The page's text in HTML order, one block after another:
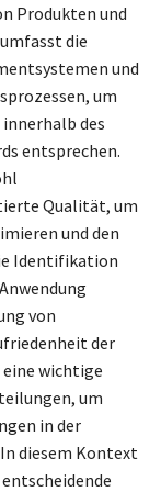
Produkten und
die
und
um
des
entsprechen.
Qualität, um
und den
Identifikation
von
der
wichtige
um
in der
diesem Kontext